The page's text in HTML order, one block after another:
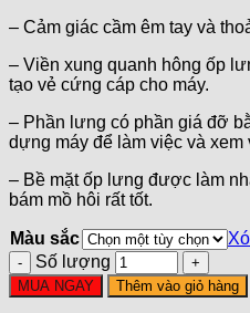
– Cảm giác cầm êm tay và
– Viền xung quanh hông ốp
tạo vẻ cứng cáp cho máy.
– Phần lưng có phần giá đỡ
dựng máy để làm việc và
– Bề mặt ốp lưng được làm
bám mồ hôi rất tốt.
Màu sắc
Số lượng
MUA NGAY Thêm vào giỏ hàng